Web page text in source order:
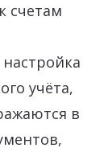
счетам
учёта,
в